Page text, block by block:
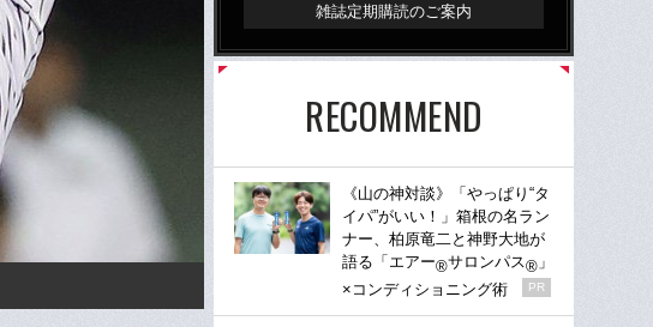
雑誌定期購読のご案内
RECOMMEND
《山の神対談》「やっぱり“タ
イパ”がいい！」箱根の名ラン
ナー、柏原竜二と神野大地が
語る「エアー®サロンパス® 」
×コンディショニング術
PR